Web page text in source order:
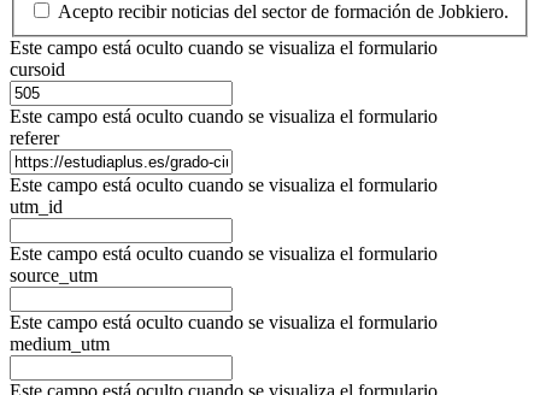
Acepto recibir noticias del sector de formación de Jobkiero.
Este campo está oculto cuando se visualiza el formulario
cursoid
Este campo está oculto cuando se visualiza el formulario
referer
Este campo está oculto cuando se visualiza el formulario
utm_id
Este campo está oculto cuando se visualiza el formulario
source_utm
Este campo está oculto cuando se visualiza el formulario
medium_utm